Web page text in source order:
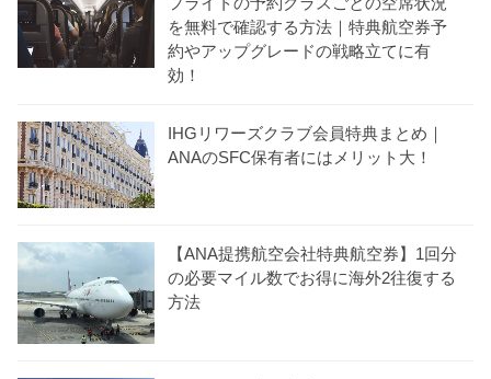
を無料で確認する方法｜特典航空券予
約やアップグレードの戦略立てに有
効！
IHGリワーズクラブ会員特典まとめ｜
ANAのSFC保有者にはメリット大！
【ANA提携航空会社特典航空券】1回分
の必要マイル数でお得に海外2往復する
方法